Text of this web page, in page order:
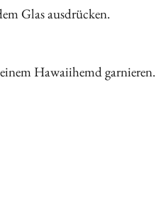
Glas ausdrücken.
Hawaiihemd garnieren.